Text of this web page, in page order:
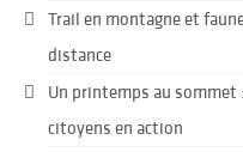
Trail en montagne et
distance
Un printemps au sommet
citoyens en action